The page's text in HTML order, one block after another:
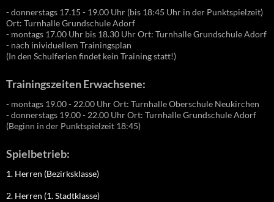
- donnerstags 17.15 - 19.00 Uhr (bis 18:45 Uhr in der Punktspielzeit)
Ort: Turnhalle Grundschule Adorf
- montags 17.00 Uhr bis 18.30 Uhr Ort: Turnhalle Grundschule Adorf
- nach inividuellem Trainingsplan
(In den Schulferien findet kein Training statt!)
Trainingszeiten Erwachsene:
- montags 19.00 - 22.00 Uhr Ort: Turnhalle Oberschule Neukirchen
- donnerstags 19.00 - 22.00 Uhr Ort: Turnhalle Grundschule Adorf
(Beginn in der Punktspielzeit 18:45)
Spielbetrieb:
1. Herren (Bezirksklasse)
2. Herren (1. Stadtklasse)